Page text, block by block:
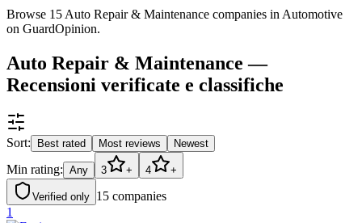
Browse 15 Auto Repair & Maintenance companies in Automotive
on GuardOpinion.
Auto Repair & Maintenance —
Recensioni verificate e classifiche
Sort: Best rated Most reviews Newest
Min rating: Any 3 + 4 +
Verified only 15 companies
1